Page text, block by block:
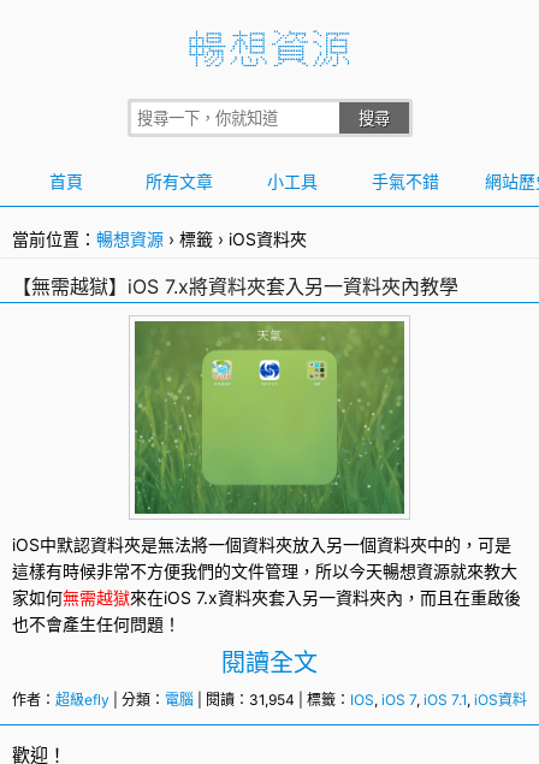
首頁 所有文章 小工具 手氣不錯 網站歷
當前位置： 暢想資源 › 標籤 › iOS資料夾
【無需越獄】iOS 7.x將資料夾套入另一資料夾內教學
iOS中默認資料夾是無法將一個資料夾放入另一個資料夾中的，可是
這樣有時候非常不方便我們的文件管理，所以今天暢想資源就來教大
家如何無需越獄來在iOS 7.x資料夾套入另一資料夾內，而且在重啟後
也不會產生任何問題！
閱讀全文
作者： 超級efly | 分類： 電腦 | 閱讀：31,954 | 標籤： IOS, iOS 7, iOS 7.1, iOS資料
歡迎！